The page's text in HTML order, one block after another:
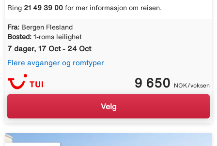
Ring 21 49 39 00 for mer informasjon om reisen.
Fra: Bergen Flesland
Bosted: 1-roms leilighet
7 dager, 17 Oct - 24 Oct
Flere avganger og romtyper
9 650 NOK/voksen
Velg